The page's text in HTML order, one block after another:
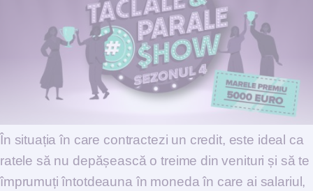
În situația în care contractezi un credit, este ideal ca
ratele să nu depășească o treime din venituri și să te
împrumuți întotdeauna în moneda în care ai salariul,